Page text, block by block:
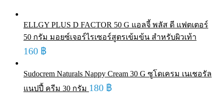
ELLGY PLUS D FACTOR 50 G แอลจี้ พลัส ดี แฟตเตอร์
50 กรัม มอยซ์เจอร์ไรเซอร์สูตรเข้มข้น สำหรับผิวเท้า
160 ฿
Sudocrem Naturals Nappy Cream 30 G ซูโดเครม เนเชอรัล
แนปปี้ ครีม 30 กรัม 180 ฿